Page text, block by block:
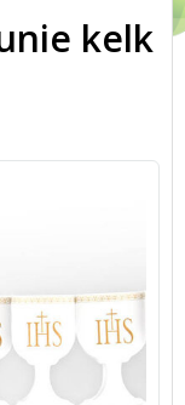
kelk